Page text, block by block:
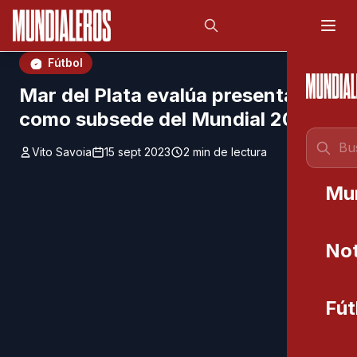
Saltar al contenido principal
Fútbol
Mar del Plata evalúa presentarse
como subsede del Mundial 2030
Vito Savoia 15 sept 2023 2 min de lectura